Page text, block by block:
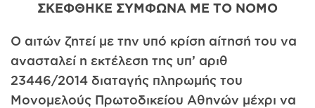
ΣΚΕΦΘΗΚΕ ΣΥΜΦΩΝΑ ΜΕ ΤΟ ΝΟΜΟ
Ο αιτών ζητεί με την υπό κρίση αίτησή του να
ανασταλεί η εκτέλεση της υπ’ αριθ
23446/2014 διαταγής πληρωμής του
Μονομελούς Πρωτοδικείου Αθηνών μέχρι να